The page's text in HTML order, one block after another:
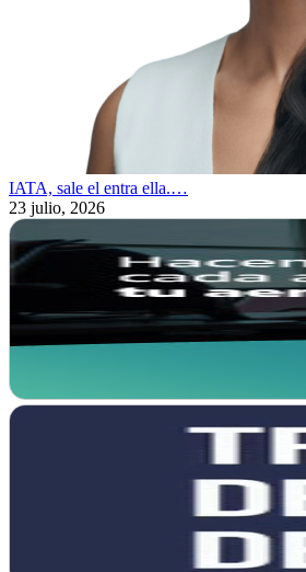
IATA, sale el entra ella.…
23 julio, 2026